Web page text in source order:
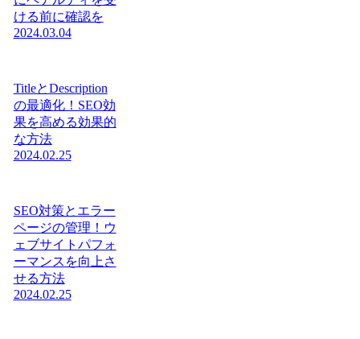
ける前に確認を
2024.03.04
TitleとDescription
の最適化！SEO効
果を高める効果的
な方法
2024.02.25
SEO対策とエラー
ページの管理！ウ
ェブサイトパフォ
ーマンスを向上さ
せる方法
2024.02.25